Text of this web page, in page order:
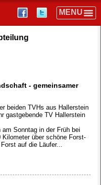
- gemeinsamer
beiden TVHs aus Hallerstein
gastgebende TV Hallerstein
Sonntag in der Früh bei
über schöne Forst-
auf die Läufer...